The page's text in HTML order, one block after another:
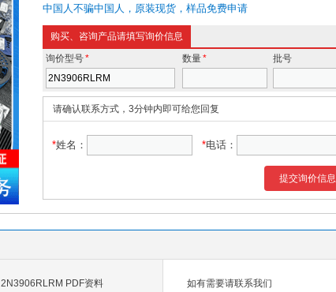
中国人不骗中国人，原装现货，样品免费申请
购买、咨询产品请填写询价信息
询价型号* 数量* 批号
请确认联系方式，3分钟内即可给您回复
*姓名： *电话：
提交询价信息
2N3906RLRM PDF资料 如有需要请联系我们